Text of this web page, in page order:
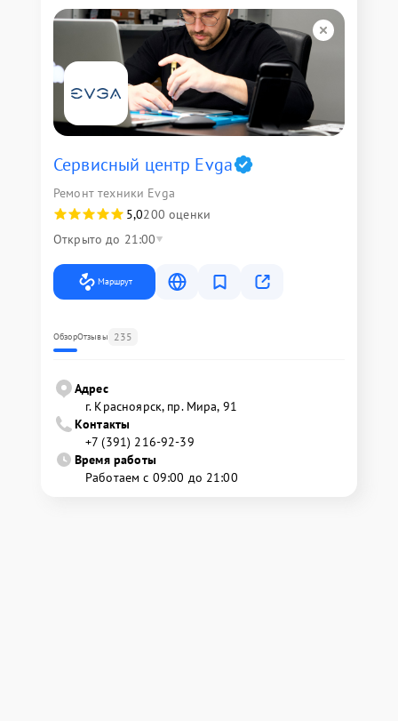
Сервисный центр Evga
Ремонт техники Evga
5,0200 оценки
Открыто до 21:00
Маршрут
ОбзорОтзывы 235
Адрес
г. Красноярск, ​пр. Мира, 91
Контакты
+7 (391) 216-92-39
Время работы
Работаем с 09:00 до 21:00